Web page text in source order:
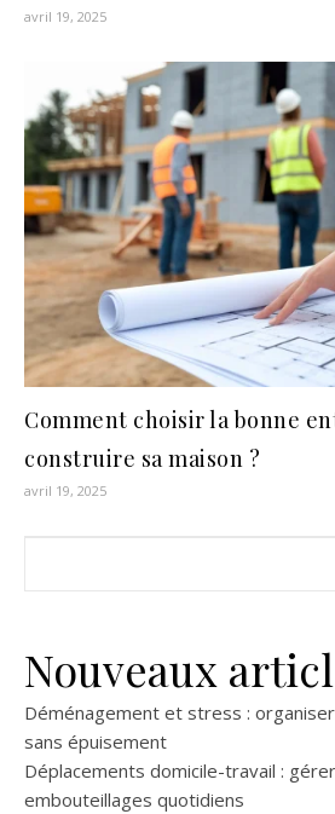
avril 19, 2025
Comment choisir la bonne
construire sa maison ?
avril 19, 2025
Nouveaux
Déménagement et stress :
sans épuisement
Déplacements domicile-travail :
embouteillages quotidiens